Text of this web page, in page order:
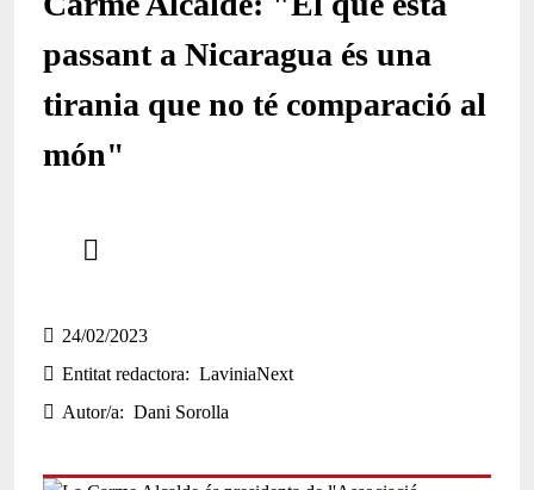
passant a Nicaragua és una
tirania que no té comparació al
món"
24/02/2023
Entitat redactora
LaviniaNext
Autor/a
Dani Sorolla